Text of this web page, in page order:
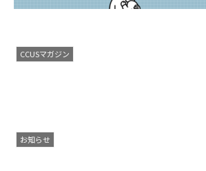
CCUSマガジン
お知らせ